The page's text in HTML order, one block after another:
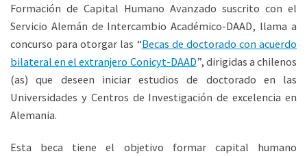
Formación de Capital Humano Avanzado suscrito con el
Servicio Alemán de Intercambio Académico-DAAD, llama a
concurso para otorgar las “Becas de doctorado con acuerdo
bilateral en el extranjero Conicyt-DAAD”, dirigidas a chilenos
(as) que deseen iniciar estudios de doctorado en las
Universidades y Centros de Investigación de excelencia en
Alemania.
Esta beca tiene el objetivo formar capital humano